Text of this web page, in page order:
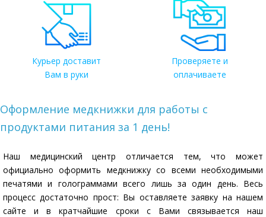
Курьер доставит
Вам в руки
Проверяете и
оплачиваете
Оформление медкнижки для работы с
продуктами питания за 1 день!
Наш медицинский центр отличается тем, что может
официально оформить медкнижку со всеми необходимыми
печатями и голограммами всего лишь за один день. Весь
процесс достаточно прост: Вы оставляете заявку на нашем
сайте и в кратчайшие сроки с Вами связывается наш